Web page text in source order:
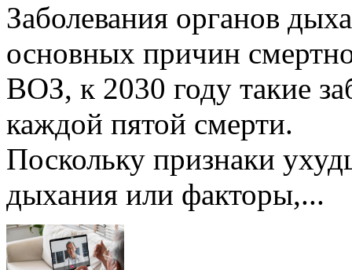
Заболевания органов
основных причин
ВОЗ, к 2030 году такие
каждой пятой смерти.
Поскольку признаки
дыхания или факторы,...